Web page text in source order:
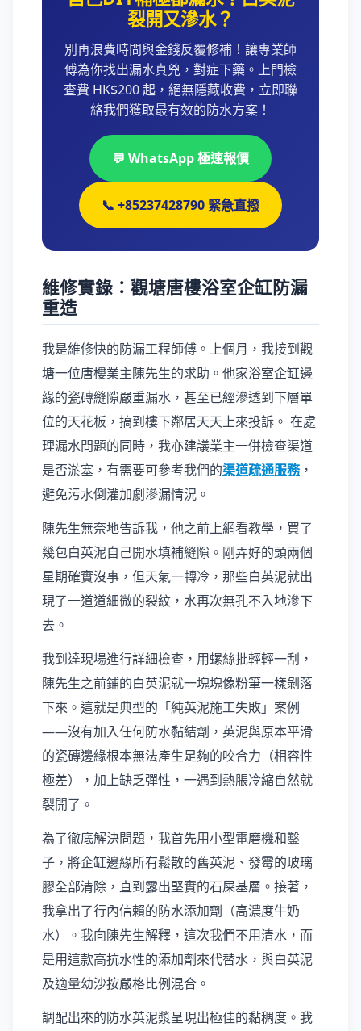
裂開又滲水？
別再浪費時間與金錢反覆修補！讓專業師
傅為你找出漏水真兇，對症下藥。上門檢
查費 HK$200 起，絕無隱藏收費，立即聯
絡我們獲取最有效的防水方案！
💬 WhatsApp 極速報價
📞 +85237428790 緊急直撥
維修實錄：觀塘唐樓浴室企缸防漏
重造
我是維修快的防漏工程師傅。上個月，我接到觀
塘一位唐樓業主陳先生的求助。他家浴室企缸邊
緣的瓷磚縫隙嚴重漏水，甚至已經滲透到下層單
位的天花板，搞到樓下鄰居天天上來投訴。 在處
理漏水問題的同時，我亦建議業主一併檢查渠道
是否淤塞，有需要可參考我們的渠道疏通服務，
避免污水倒灌加劇滲漏情況。
陳先生無奈地告訴我，他之前上網看教學，買了
幾包白英泥自己開水填補縫隙。剛弄好的頭兩個
星期確實沒事，但天氣一轉冷，那些白英泥就出
現了一道道細微的裂紋，水再次無孔不入地滲下
去。
我到達現場進行詳細檢查，用螺絲批輕輕一刮，
陳先生之前鋪的白英泥就一塊塊像粉筆一樣剝落
下來。這就是典型的「純英泥施工失敗」案例
——沒有加入任何防水黏結劑，英泥與原本平滑
的瓷磚邊緣根本無法產生足夠的咬合力（相容性
極差），加上缺乏彈性，一遇到熱脹冷縮自然就
裂開了。
為了徹底解決問題，我首先用小型電磨機和鑿
子，將企缸邊緣所有鬆散的舊英泥、發霉的玻璃
膠全部清除，直到露出堅實的石屎基層。接著，
我拿出了行內信賴的防水添加劑（高濃度牛奶
水）。我向陳先生解釋，這次我們不用清水，而
是用這款高抗水性的添加劑來代替水，與白英泥
及適量幼沙按嚴格比例混合。
調配出來的防水英泥漿呈現出極佳的黏稠度。我